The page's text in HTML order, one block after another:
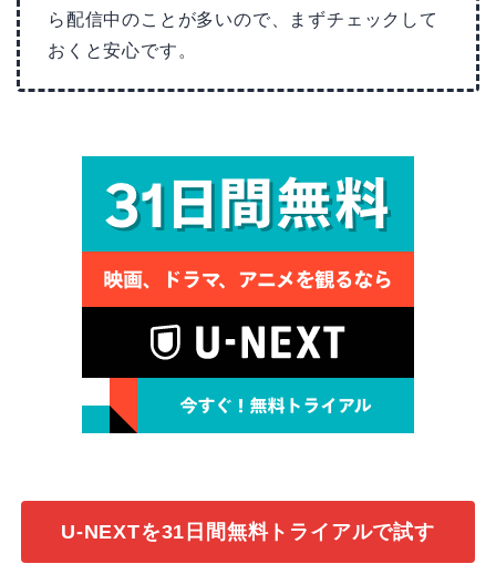
ら配信中のことが多いので、まずチェックして
おくと安心です。
U-NEXTを31日間無料トライアルで試す